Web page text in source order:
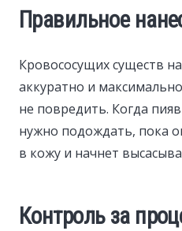
Правильное
Кровососущих существ
аккуратно и
не повредить. Когда
нужно подождать, пока
в кожу и начнет
Контроль за